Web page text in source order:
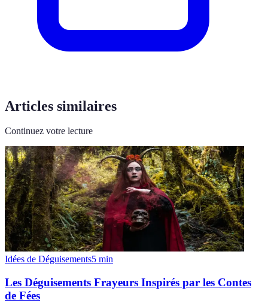
Articles similaires
Continuez votre lecture
Idées de Déguisements5 min
Les Déguisements Frayeurs Inspirés par les Contes
de Fées